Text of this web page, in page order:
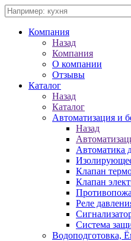
Компания
Назад
Компания
О компании
Отзывы
Каталог
Назад
Каталог
Автоматизация и
Назад
Автоматика
Клапан
Клапан
Реле
Система
Водоподготовка,